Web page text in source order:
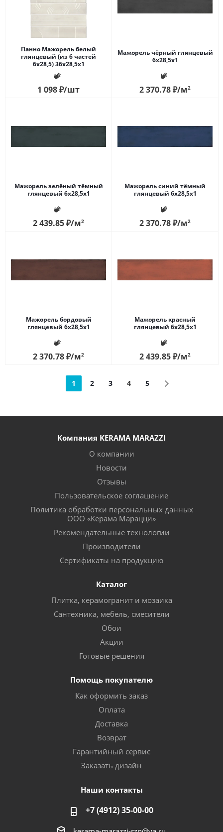
Панно Мажорель белый
глянцевый (из 6 частей
6х28,5) 36x28,5x1
1 098₽/шт
Мажорель чёрный глянцевый
6x28,5x1
2 370.78₽/м2
Мажорель зелёный тёмный
глянцевый 6x28,5x1
2 439.85₽/м2
Мажорель синий тёмный
глянцевый 6x28,5x1
2 370.78₽/м2
Мажорель бордовый
глянцевый 6x28,5x1
2 370.78₽/м2
Мажорель красный
глянцевый 6x28,5x1
2 439.85₽/м2
1 2 3 4 5
Компания KERAMA MARAZZI
О компании
Новости
Отзывы
Пользовательское соглашение
Политика обработки персональных данных
ООО «Керама Марацци»
Рекомендательные технологии
Производители
Сертификаты на продукцию
Каталог
Плитка, керамогранит и мозаика
Сантехника, мебель, смесители
Обои
Акции
Готовые решения
Помощь покупателю
Как оформить заказ
Оплата
Доставка
Возврат
Гарантийный сервис
Заказать дизайн
Наши контакты
+7 (4912) 35-00-00